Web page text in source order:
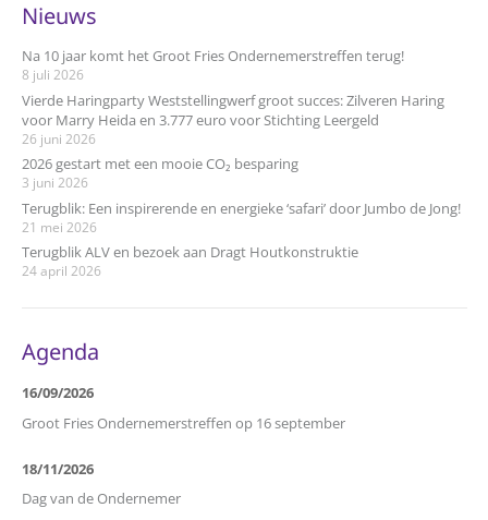
Nieuws
Na 10 jaar komt het Groot Fries Ondernemerstreffen terug!
8 juli 2026
Vierde Haringparty Weststellingwerf groot succes: Zilveren Haring
voor Marry Heida en 3.777 euro voor Stichting Leergeld
26 juni 2026
2026 gestart met een mooie CO₂ besparing
3 juni 2026
Terugblik: Een inspirerende en energieke ‘safari’ door Jumbo de Jong!
21 mei 2026
Terugblik ALV en bezoek aan Dragt Houtkonstruktie
24 april 2026
Agenda
16/09/2026
Groot Fries Ondernemerstreffen op 16 september
18/11/2026
Dag van de Ondernemer